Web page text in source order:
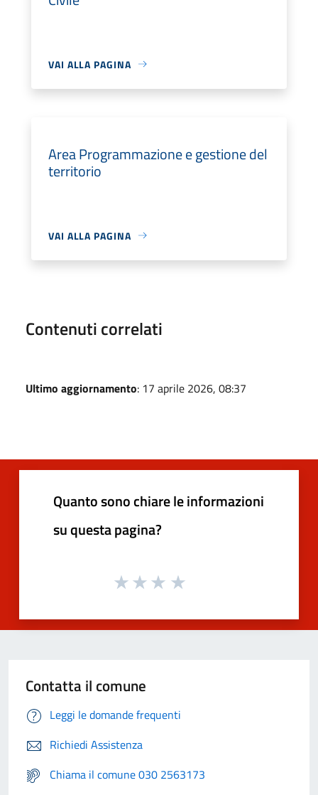
VAI ALLA PAGINA
Area Programmazione e gestione del
territorio
VAI ALLA PAGINA
Contenuti correlati
Ultimo aggiornamento: 17 aprile 2026, 08:37
Quanto sono chiare le informazioni
su questa pagina?
Contatta il comune
Leggi le domande frequenti
Richiedi Assistenza
Chiama il comune 030 2563173